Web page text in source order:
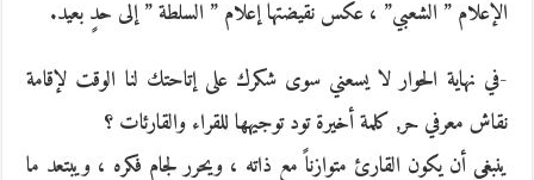
الإعلام ” الشعبي” ، عكس نقيضتها إعلام ” السلطة ” إلى حدٍ بعيد.
-في نهاية الحوار لا يسعني سوى شكرك على إتاحتك لنا الوقت لإقامة
نقاش معرفي حر, كلمة أخيرة تود توجيهها للقراء والقارئات ؟
ينبغي أن يكون القارئ متوازناً مع ذاته ، ويحرر لجام فكره ، ويبتعد ما